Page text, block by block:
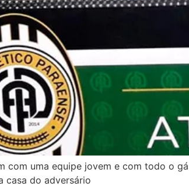
com uma equipe jovem e com todo o
casa do adversário